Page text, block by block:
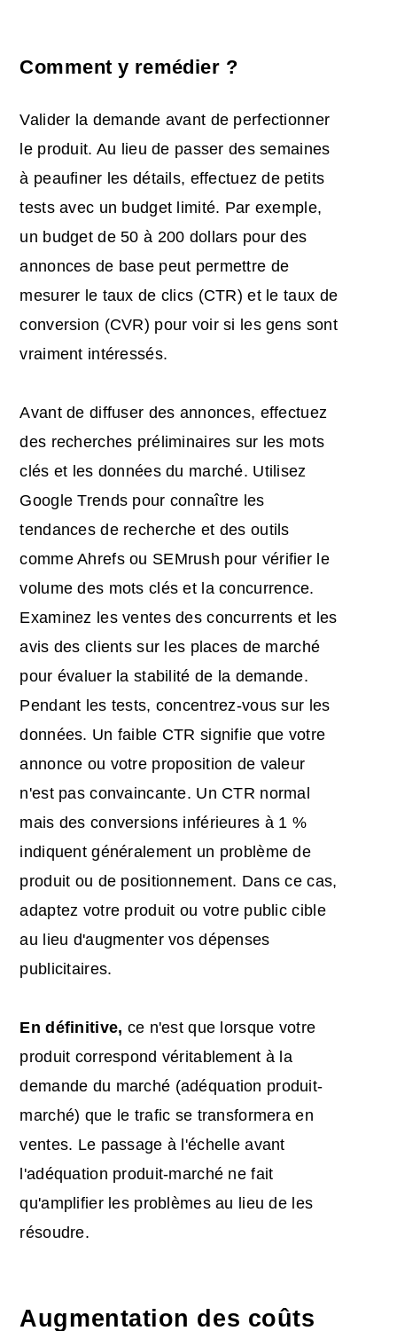
Comment y remédier ?
Valider la demande avant de perfectionner
le produit. Au lieu de passer des semaines
à peaufiner les détails, effectuez de petits
tests avec un budget limité. Par exemple,
un budget de 50 à 200 dollars pour des
annonces de base peut permettre de
mesurer le taux de clics (CTR) et le taux de
conversion (CVR) pour voir si les gens sont
vraiment intéressés.
Avant de diffuser des annonces, effectuez
des recherches préliminaires sur les mots
clés et les données du marché. Utilisez
Google Trends pour connaître les
tendances de recherche et des outils
comme Ahrefs ou SEMrush pour vérifier le
volume des mots clés et la concurrence.
Examinez les ventes des concurrents et les
avis des clients sur les places de marché
pour évaluer la stabilité de la demande.
Pendant les tests, concentrez-vous sur les
données. Un faible CTR signifie que votre
annonce ou votre proposition de valeur
n'est pas convaincante. Un CTR normal
mais des conversions inférieures à 1 %
indiquent généralement un problème de
produit ou de positionnement. Dans ce cas,
adaptez votre produit ou votre public cible
au lieu d'augmenter vos dépenses
publicitaires.
En définitive, ce n'est que lorsque votre
produit correspond véritablement à la
demande du marché (adéquation produit-
marché) que le trafic se transformera en
ventes. Le passage à l'échelle avant
l'adéquation produit-marché ne fait
qu'amplifier les problèmes au lieu de les
résoudre.
Augmentation des coûts